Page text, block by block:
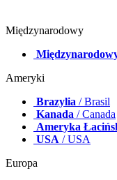
Międzynarodowy
Ameryki
Brazylia / Brasil
Kanada / Canada
Ameryka
USA / USA
Europa